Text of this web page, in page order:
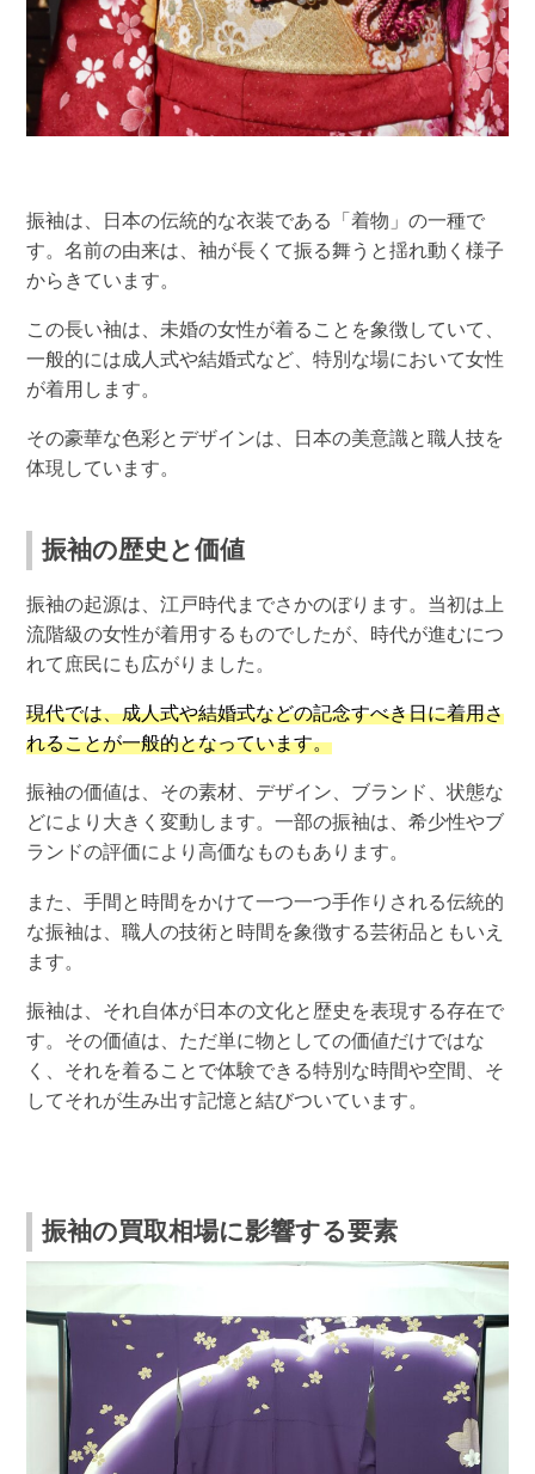
振袖は、日本の伝統的な衣装である「着物」の一種で
す。名前の由来は、袖が長くて振る舞うと揺れ動く様子
からきています。
この長い袖は、未婚の女性が着ることを象徴していて、
一般的には成人式や結婚式など、特別な場において女性
が着用します。
その豪華な色彩とデザインは、日本の美意識と職人技を
体現しています。
振袖の歴史と価値
振袖の起源は、江戸時代までさかのぼります。当初は上
流階級の女性が着用するものでしたが、時代が進むにつ
れて庶民にも広がりました。
現代では、成人式や結婚式などの記念すべき日に着用さ
れることが一般的となっています。
振袖の価値は、その素材、デザイン、ブランド、状態な
どにより大きく変動します。一部の振袖は、希少性やブ
ランドの評価により高価なものもあります。
また、手間と時間をかけて一つ一つ手作りされる伝統的
な振袖は、職人の技術と時間を象徴する芸術品ともいえ
ます。
振袖は、それ自体が日本の文化と歴史を表現する存在で
す。その価値は、ただ単に物としての価値だけではな
く、それを着ることで体験できる特別な時間や空間、そ
してそれが生み出す記憶と結びついています。
振袖の買取相場に影響する要素